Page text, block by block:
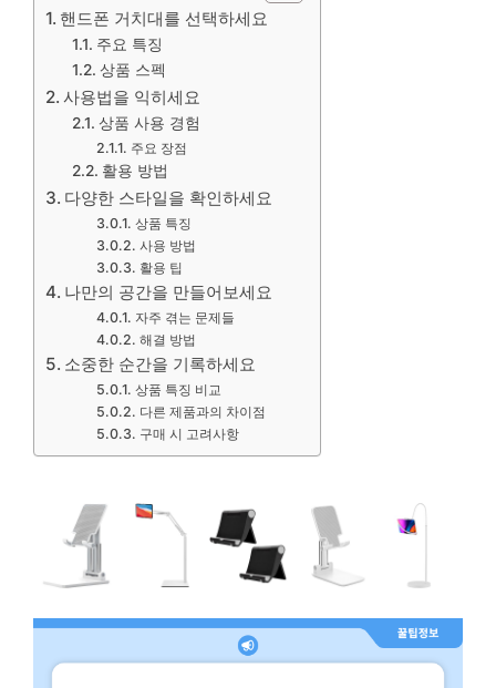
핸드폰 거치대를 선택하세요
주요 특징
상품 스펙
사용법을 익히세요
상품 사용 경험
주요 장점
활용 방법
다양한 스타일을 확인하세요
상품 특징
사용 방법
활용 팁
나만의 공간을 만들어보세요
자주 겪는 문제들
해결 방법
소중한 순간을 기록하세요
상품 특징 비교
다른 제품과의 차이점
구매 시 고려사항